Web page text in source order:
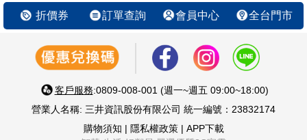
折價券 訂單查詢 會員中心 全台門市
客戶服務:0809-008-001 (週一~週五 09:00~18:00)
營業人名稱: 三井資訊股份有限公司 統一編號：23832174
購物須知 | 隱私權政策| APP下載